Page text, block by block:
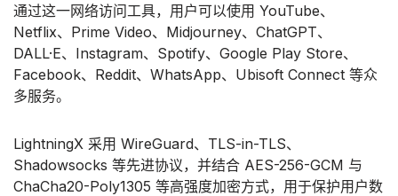
通过这一网络访问工具，用户可以使用 YouTube、
Netflix、Prime Video、Midjourney、ChatGPT、
DALL·E、Instagram、Spotify、Google Play Store、
Facebook、Reddit、WhatsApp、Ubisoft Connect 等众
多服务。
LightningX 采用 WireGuard、TLS-in-TLS、
Shadowsocks 等先进协议，并结合 AES-256-GCM 与
ChaCha20-Poly1305 等高强度加密方式，用于保护用户数